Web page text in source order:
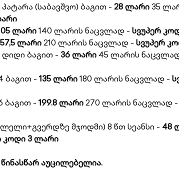
პატარა (საბავშვო) ბაგით - 28 ლარი35
ლარი140 ლარის ნაცვლად - სვუპერ
ლარი210 ლარის ნაცვლად - სვუპერ
დიდი ბაგით - 36 ლარი45 ლარის
ბაგით - 135 ლარი180 ლარის ნაცვლად -
ბაგით - 199.8 ლარი270 ლარის ნაცვლად -
მჯოდმი) 8 წთ სეანსი - 48
კოდი 3 ლარი
წინასწარ აუცილებელია.